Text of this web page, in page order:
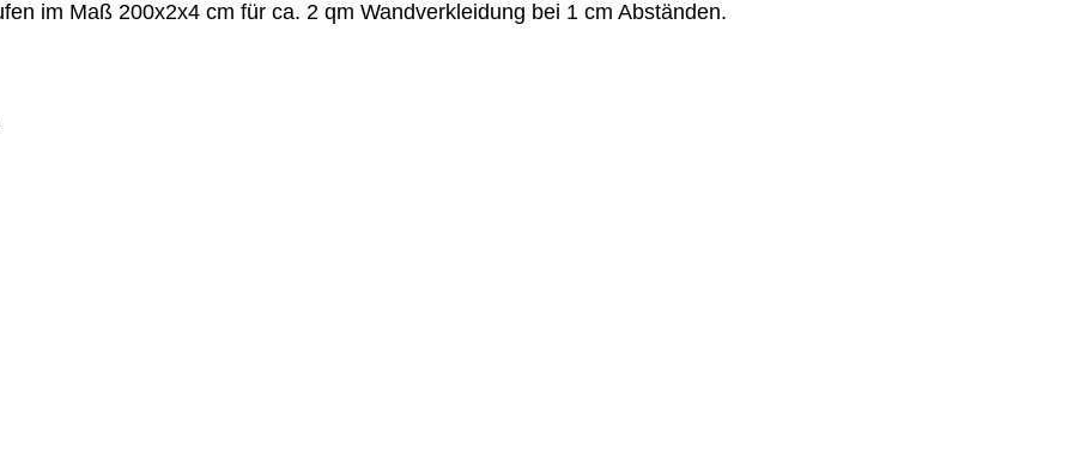
im Maß 200x2x4 cm für ca. 2 qm Wandverkleidung bei 1 cm Abständen.